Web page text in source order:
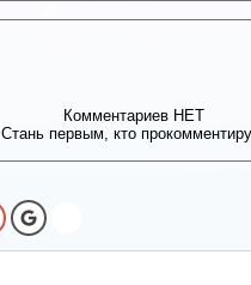
Комментариев НЕТ
Стань первым, кто